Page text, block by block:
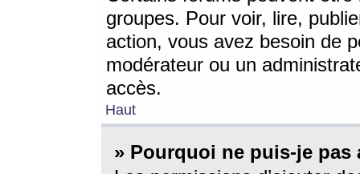
groupes. Pour voir, lire,
action, vous avez besoin de
modérateur ou un
accès.
Haut
» Pourquoi ne puis-je